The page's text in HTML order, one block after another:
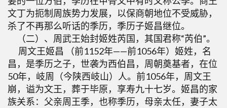
文丁为扼制周族势力发展，以保商朝地位不受威胁，
杀了不再那么听话的季历，季历子姬昌继位。
（二）、周武王始封姬姓芮国，其国君称“芮伯”。
周文王姬昌 （前1152年——前1056年）姬姓，名
昌，是季历之子，世袭为西伯昌，周朝奠基者，在位
50年，岐周（今陕西岐山）人。前1056年，周文王
崩，谥为文王，葬于毕原，享寿九十七岁。姬昌的家
族关系：父亲周王季，也称季历，母亲太任，妻子太